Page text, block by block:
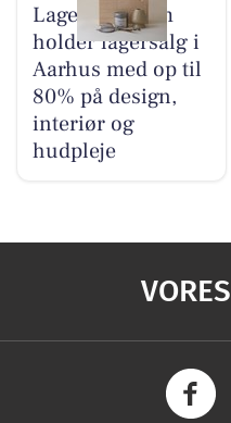
Lagersalg.com
holder lagersalg i
Aarhus med op til
80% på design,
interiør og
hudpleje
VORES